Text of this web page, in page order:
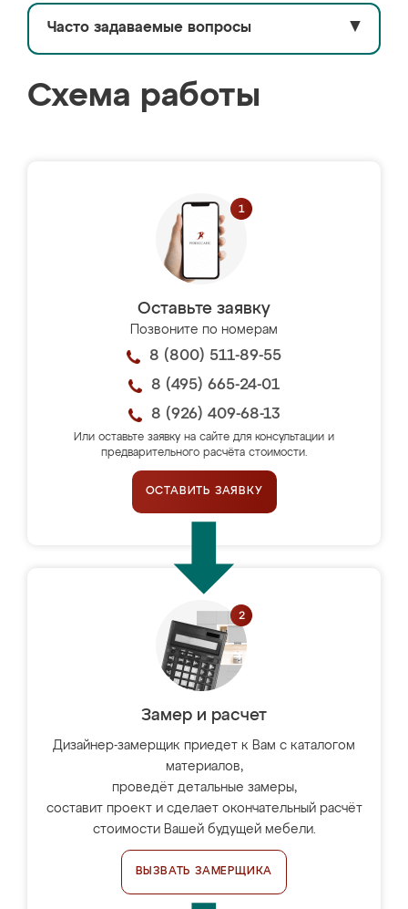
Часто задаваемые вопросы ▼
Схема работы
Оставьте заявку
Позвоните по номерам
8 (800) 511-89-55
8 (495) 665-24-01
8 (926) 409-68-13
Или оставьте заявку на сайте для консультации и
предварительного расчёта стоимости.
ОСТАВИТЬ ЗАЯВКУ
Замер и расчет
Дизайнер-замерщик приедет к Вам с каталогом
материалов,
проведёт детальные замеры,
составит проект и сделает окончательный расчёт
стоимости Вашей будущей мебели.
ВЫЗВАТЬ ЗАМЕРЩИКА